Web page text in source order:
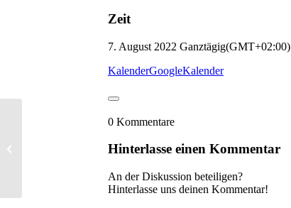
Zeit
7. August 2022 Ganztägig(GMT+02:00)
KalenderGoogleKalender
0 Kommentare
Hinterlasse einen Kommentar
An der Diskussion beteiligen?
Hinterlasse uns deinen Kommentar!